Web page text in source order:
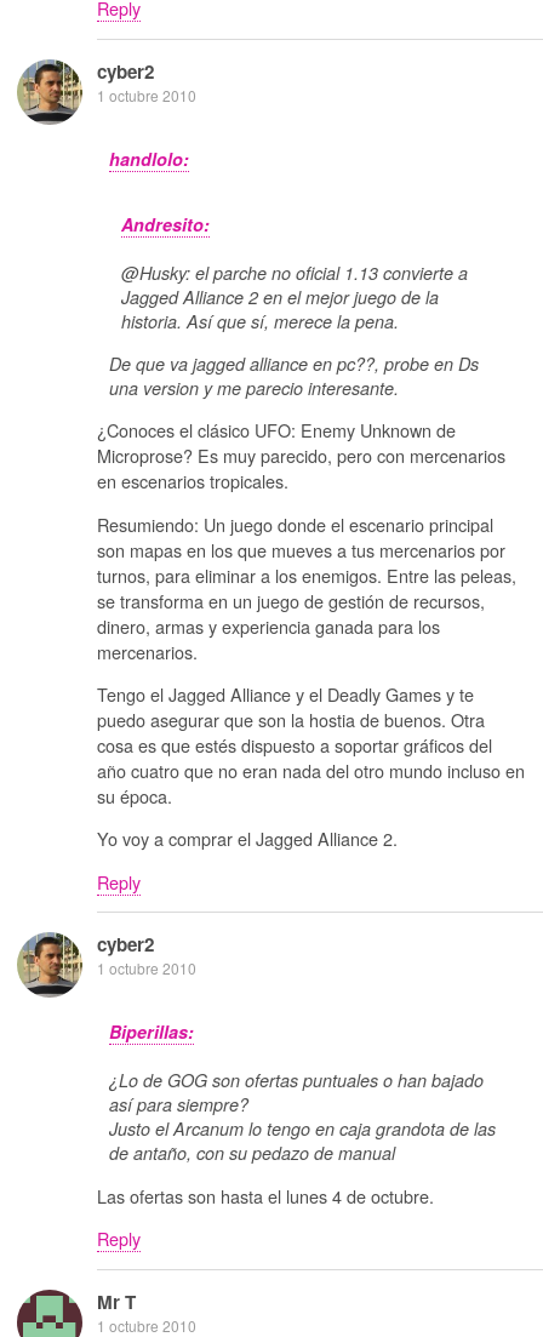
Reply
cyber2
1 octubre 2010
handlolo:
Andresito:
@Husky: el parche no oficial 1.13 convierte a
Jagged Alliance 2 en el mejor juego de la
historia. Así que sí, merece la pena.
De que va jagged alliance en pc??, probe en Ds
una version y me parecio interesante.
¿Conoces el clásico UFO: Enemy Unknown de
Microprose? Es muy parecido, pero con mercenarios
en escenarios tropicales.
Resumiendo: Un juego donde el escenario principal
son mapas en los que mueves a tus mercenarios por
turnos, para eliminar a los enemigos. Entre las peleas,
se transforma en un juego de gestión de recursos,
dinero, armas y experiencia ganada para los
mercenarios.
Tengo el Jagged Alliance y el Deadly Games y te
puedo asegurar que son la hostia de buenos. Otra
cosa es que estés dispuesto a soportar gráficos del
año cuatro que no eran nada del otro mundo incluso en
su época.
Yo voy a comprar el Jagged Alliance 2.
Reply
cyber2
1 octubre 2010
Biperillas:
¿Lo de GOG son ofertas puntuales o han bajado
así para siempre?
Justo el Arcanum lo tengo en caja grandota de las
de antaño, con su pedazo de manual
Las ofertas son hasta el lunes 4 de octubre.
Reply
Mr T
1 octubre 2010